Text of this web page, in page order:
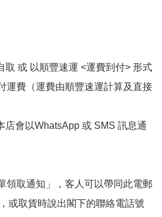
取 或 以順豐速運 <運費到付> 形式
運費（運費由順豐速運計算及直接
店會以WhatsApp 或 SMS 訊息通
領取通知」，客人可以帶同此電郵
或取貨時說出閣下的聯絡電話號